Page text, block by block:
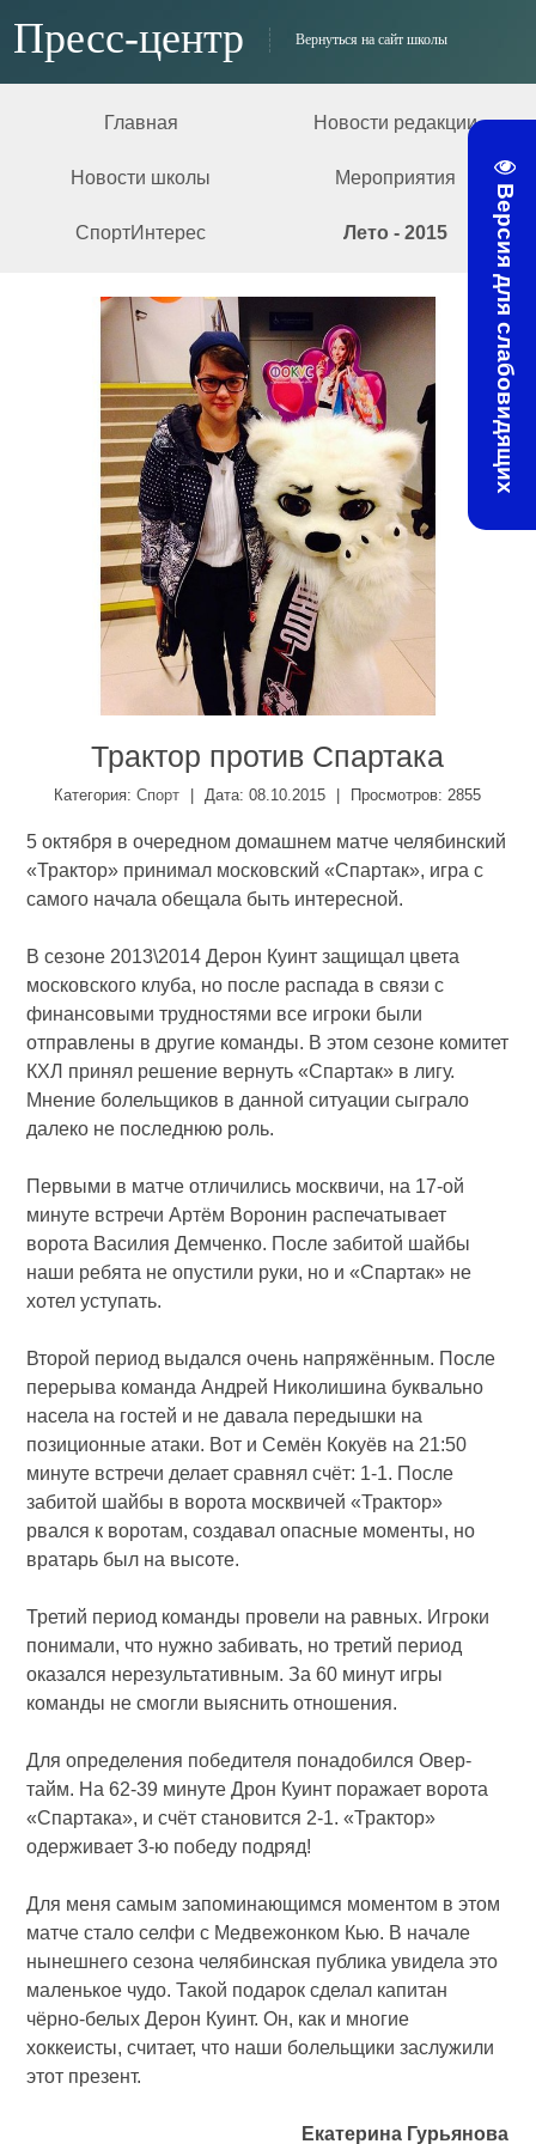
Версия для слабовидящих
Пресс-центр Вернуться на сайт школы
Главная Новости редакции
Новости школы Мероприятия
СпортИнтерес Лето - 2015
Трактор против Спартака
Категория: Спорт Дата: 08.10.2015 Просмотров: 2855
5 октября в очередном домашнем матче челябинский
«Трактор» принимал московский «Спартак», игра с
самого начала обещала быть интересной.
В сезоне 2013\2014 Дерон Куинт защищал цвета
московского клуба, но после распада в связи с
финансовыми трудностями все игроки были
отправлены в другие команды. В этом сезоне комитет
КХЛ принял решение вернуть «Спартак» в лигу.
Мнение болельщиков в данной ситуации сыграло
далеко не последнюю роль.
Первыми в матче отличились москвичи, на 17-ой
минуте встречи Артём Воронин распечатывает
ворота Василия Демченко. После забитой шайбы
наши ребята не опустили руки, но и «Спартак» не
хотел уступать.
Второй период выдался очень напряжённым. После
перерыва команда Андрей Николишина буквально
насела на гостей и не давала передышки на
позиционные атаки. Вот и Семён Кокуёв на 21:50
минуте встречи делает сравнял счёт: 1-1. После
забитой шайбы в ворота москвичей «Трактор»
рвался к воротам, создавал опасные моменты, но
вратарь был на высоте.
Третий период команды провели на равных. Игроки
понимали, что нужно забивать, но третий период
оказался нерезультативным. За 60 минут игры
команды не смогли выяснить отношения.
Для определения победителя понадобился Овер-
тайм. На 62-39 минуте Дрон Куинт поражает ворота
«Спартака», и счёт становится 2-1. «Трактор»
одерживает 3-ю победу подряд!
Для меня самым запоминающимся моментом в этом
матче стало селфи с Медвежонком Кью. В начале
нынешнего сезона челябинская публика увидела это
маленькое чудо. Такой подарок сделал капитан
чёрно-белых Дерон Куинт. Он, как и многие
хоккеисты, считает, что наши болельщики заслужили
этот презент.
Екатерина Гурьянова